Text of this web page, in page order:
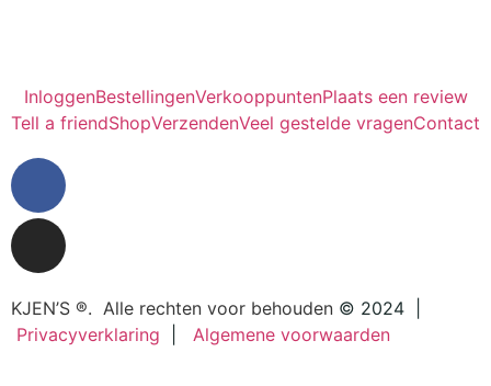
InloggenBestellingenVerkooppuntenPlaats een review
Tell a friendShopVerzendenVeel gestelde vragenContact
KJEN’S ®. Alle rechten voor behouden © 2024
Privacyverklaring
Algemene voorwaarden